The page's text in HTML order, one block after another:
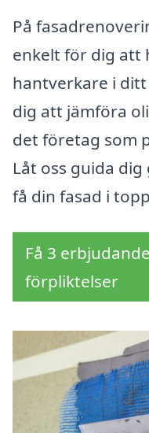
På
enkelt för dig att
hantverkare i
dig att jämföra
det företag som
Låt oss guida
få din fasad i
Få 3
förpliktelser